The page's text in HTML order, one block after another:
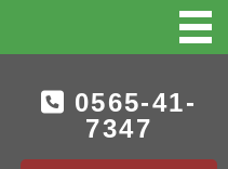
0565-41-
7347